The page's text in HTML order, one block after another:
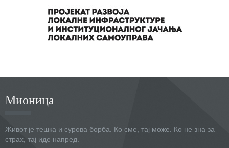
Мионица
Живот је тешка и сурова борба. Ко сме, тај може. Ко не зна за
страх, тај иде напред.